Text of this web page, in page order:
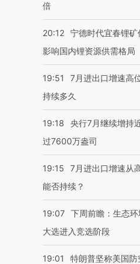
倍
20:12 宁德时代宜春锂
影响国内锂资源供需格局
19:51
7月进出口增速高
持续多久
19:18
央行7月继续增持
过7600万盎司
19:15
7月进出口增速从
能否持续？
19:07 下周前瞻：生态
大选进入竞选阶段
19:01
特朗普坚称美国